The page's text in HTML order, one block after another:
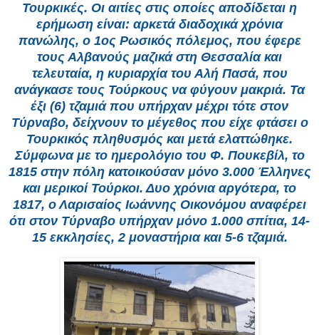
Τουρκικές. Οι αιτίες στις οποίες αποδίδεται η
ερήμωση είναι: αρκετά διαδοχικά χρόνια
πανώλης, ο 1ος Ρωσικός πόλεμος, που έφερε
τους Αλβανούς μαζικά στη Θεσσαλία και
τελευταία, η κυριαρχία του Αλή Πασά, που
ανάγκασε τους Τούρκους να φύγουν μακριά. Τα
έξι (6) τζαμιά που υπήρχαν μέχρι τότε στον
Τύρναβο, δείχνουν το μέγεθος που είχε φτάσει ο
Τουρκικός πληθυσμός και μετά ελαττώθηκε.
Σύμφωνα με το ημερολόγιο του Φ. Πουκεβίλ, το
1815 στην πόλη κατοικούσαν μόνο 3.000 Έλληνες
και μερικοί Τούρκοι. Δυο χρόνια αργότερα, το
1817, ο Λαρισαίος Ιωάννης Οικονόμου αναφέρει
ότι στον Τύρναβο υπήρχαν μόνο 1.000 σπίτια, 14-
15 εκκλησίες, 2 μοναστήρια και 5-6 τζαμιά.